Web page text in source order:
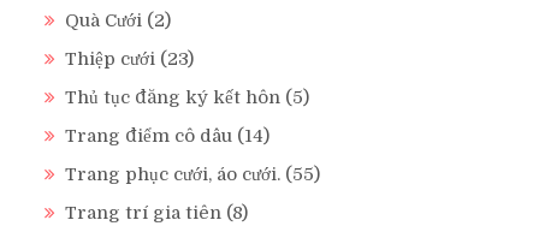
Quà Cưới (2)
Thiệp cưới (23)
Thủ tục đăng ký kết hôn (5)
Trang điểm cô dâu (14)
Trang phục cưới, áo cưới. (55)
Trang trí gia tiên (8)